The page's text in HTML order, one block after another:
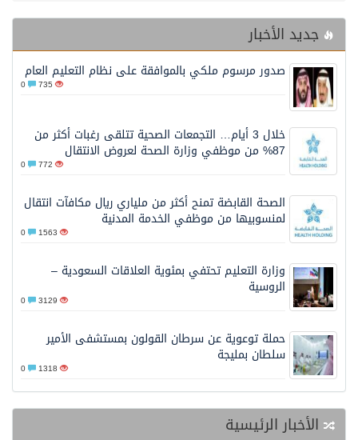
جديد الأخبار
صدور مرسوم ملكي بالموافقة على نظام التعليم العام
735
خلال 3 أيام… التجمعات الصحية تتلقى رغبات أكثر من
87% من موظفي وزارة الصحة لعروض الانتقال
772
الصحة القابضة تمنح أكثر من ملياري ريال مكافآت انتقال
لمنسوبيها من موظفي الخدمة المدنية
1563
وزارة التعليم تحتفي بمئوية العلاقات السعودية –
الروسية
3129
حملة توعوية عن سرطان القولون بمستشفى الأمير
سلطان بمليجة
1318
الأخبار الرئيسية